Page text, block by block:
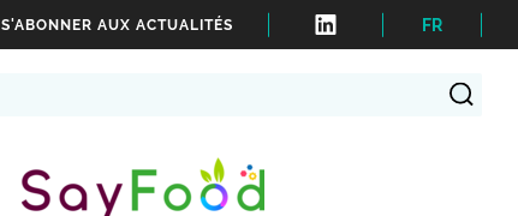
S'ABONNER AUX ACTUALITÉS FR